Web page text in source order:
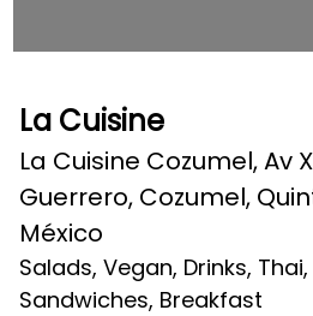
La Cuisine
La Cuisine Cozumel, Av
Guerrero, Cozumel,
México
Salads, Vegan, Drinks,
Sandwiches, Breakfast